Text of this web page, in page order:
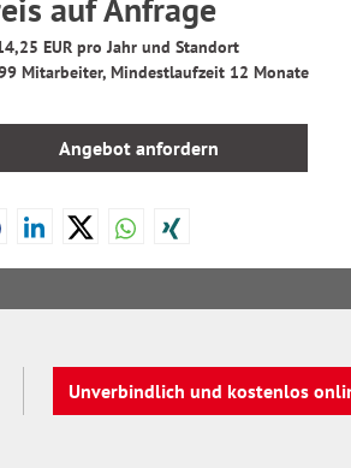
auf Anfrage
EUR pro Jahr und Standort
Mitarbeiter, Mindestlaufzeit 12 Monate
Angebot anfordern
Unverbindlich und kostenlos